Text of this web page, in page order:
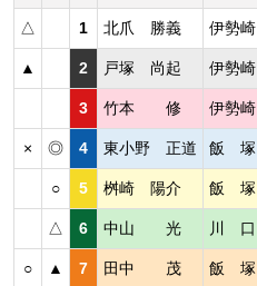
△ 1 北爪 勝義 伊勢崎
▲ 2 戸塚 尚起 伊勢崎
3 竹本 修 伊勢崎
× ◎ 4 東小野 正道 飯 塚
○ 5 桝崎 陽介 飯 塚
△ 6 中山 光 川 口
○ ▲ 7 田中 茂 飯 塚